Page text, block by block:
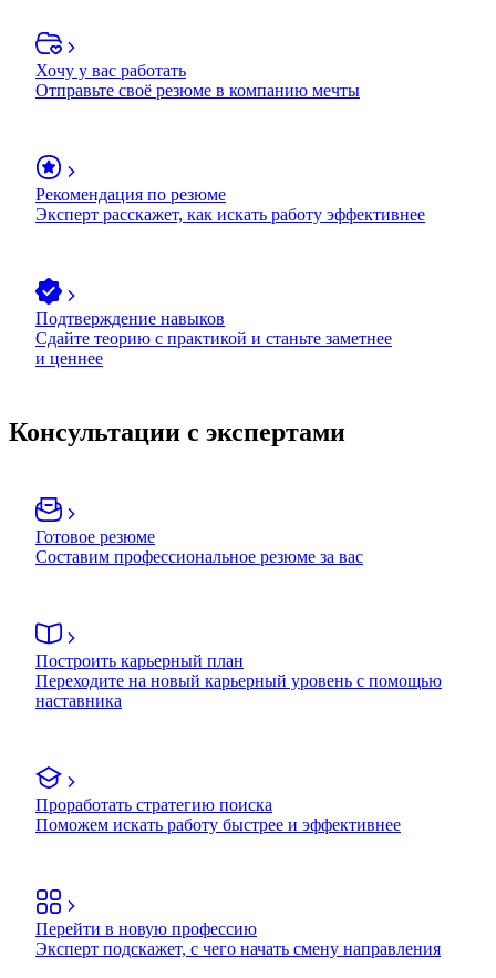
Хочу у вас работать
Отправьте своё резюме в компанию мечты
Рекомендация по резюме
Эксперт расскажет, как искать работу эффективнее
Подтверждение навыков
Сдайте теорию с практикой и станьте заметнее
и ценнее
Консультации с экспертами
Готовое резюме
Составим профессиональное резюме за вас
Построить карьерный план
Переходите на новый карьерный уровень с помощью
наставника
Проработать стратегию поиска
Поможем искать работу быстрее и эффективнее
Перейти в новую профессию
Эксперт подскажет, с чего начать смену направления